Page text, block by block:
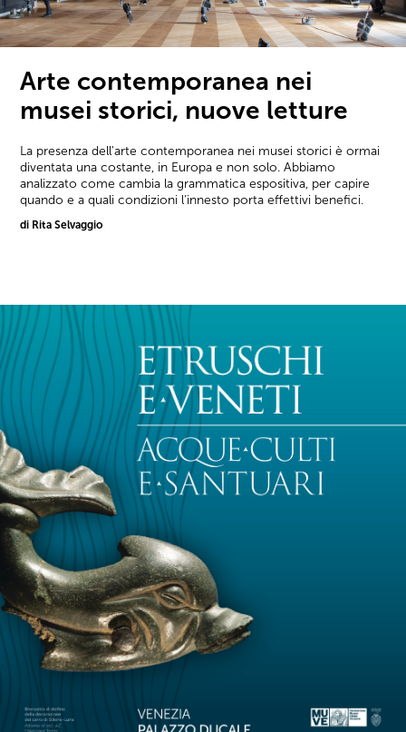
Arte contemporanea nei
musei storici, nuove letture
La presenza dell'arte contemporanea nei musei storici è ormai
diventata una costante, in Europa e non solo. Abbiamo
analizzato come cambia la grammatica espositiva, per capire
quando e a quali condizioni l'innesto porta effettivi benefici.
di Rita Selvaggio